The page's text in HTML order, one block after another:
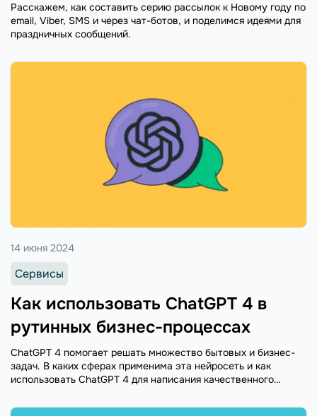
Расскажем, как составить серию рассылок к Новому году по
email, Viber, SMS и через чат-ботов, и поделимся идеями для
праздничных сообщений.
Как использовать ChatGPT 4 в
рутинных бизнес-процессах
14 июня 2024
Сервисы
ChatGPT 4 помогает решать множество бытовых и бизнес-
задач. В каких сферах применима эта нейросеть и как
использовать ChatGPT 4 для написания качественного
рассказываем в этой статье.